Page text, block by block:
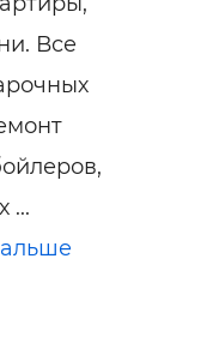
Все
...